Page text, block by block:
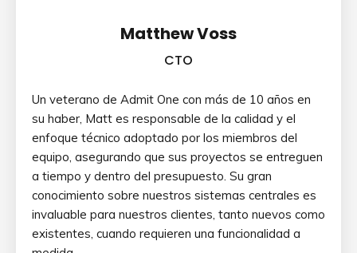
Matthew Voss
CTO
Un veterano de Admit One con más de 10 años en
su haber, Matt es responsable de la calidad y el
enfoque técnico adoptado por los miembros del
equipo, asegurando que sus proyectos se entreguen
a tiempo y dentro del presupuesto. Su gran
conocimiento sobre nuestros sistemas centrales es
invaluable para nuestros clientes, tanto nuevos como
existentes, cuando requieren una funcionalidad a